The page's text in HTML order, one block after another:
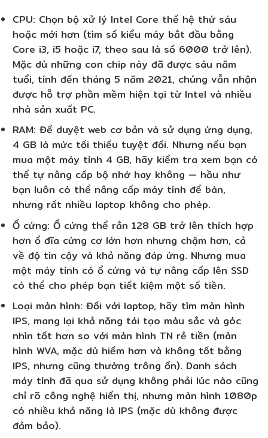
CPU: Chọn bộ xử lý Intel Core thế hệ thứ sáu
hoặc mới hơn (tìm số kiểu máy bắt đầu bằng
Core i3, i5 hoặc i7, theo sau là số 6000 trở lên).
Mặc dù những con chip này đã được sáu năm
tuổi, tính đến tháng 5 năm 2021, chúng vẫn nhận
được hỗ trợ phần mềm hiện tại từ Intel và nhiều
nhà sản xuất PC.
RAM: Để duyệt web cơ bản và sử dụng ứng dụng,
4 GB là mức tối thiểu tuyệt đối. Nhưng nếu bạn
mua một máy tính 4 GB, hãy kiểm tra xem bạn có
thể tự nâng cấp bộ nhớ hay không — hầu như
bạn luôn có thể nâng cấp máy tính để bàn,
nhưng rất nhiều laptop không cho phép.
Ổ cứng: Ổ cứng thể rắn 128 GB trở lên thích hợp
hơn ổ đĩa cứng cơ lớn hơn nhưng chậm hơn, cả
về độ tin cậy và khả năng đáp ứng. Nhưng mua
một máy tính có ổ cứng và tự nâng cấp lên SSD
có thể cho phép bạn tiết kiệm một số tiền.
Loại màn hình: Đối với laptop, hãy tìm màn hình
IPS, mang lại khả năng tái tạo màu sắc và góc
nhìn tốt hơn so với màn hình TN rẻ tiền (màn
hình WVA, mặc dù hiếm hơn và không tốt bằng
IPS, nhưng cũng thường trông ổn). Danh sách
máy tính đã qua sử dụng không phải lúc nào cũng
chỉ rõ công nghệ hiển thị, nhưng màn hình 1080p
có nhiều khả năng là IPS (mặc dù không được
đảm bảo).